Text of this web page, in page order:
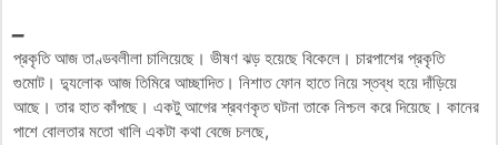
প্রকৃতি আজ তাণ্ডবলীলা চালিয়েছে। ভীষণ ঝড় হয়েছে বিকেলে। চারপাশের প্রকৃতি
গুমোট। দ্যুলোক আজ তিমিরে আচ্ছাদিত। নিশাত ফোন হাতে নিয়ে স্তব্ধ হয়ে দাঁড়িয়ে
আছে। তার হাত কাঁপছে। একটু আগের শ্রবণকৃত ঘটনা তাকে নিশ্চল করে দিয়েছে। কানের
পাশে বোলতার মতো খালি একটা কথা বেজে চলছে,